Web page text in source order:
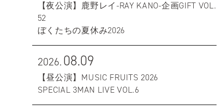
【夜公演】鹿野レイ-RAY KANO-企画GIFT VOL.
52
ぼくたちの夏休み2026
2026.08.09
【昼公演】MUSIC FRUITS 2026
SPECIAL 3MAN LIVE VOL.6